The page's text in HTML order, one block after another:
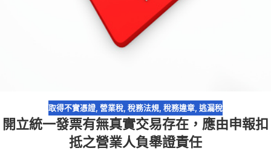
取得不實憑證 營業稅 稅務法規 稅務違章 逃漏稅
開立統一發票有無真實交易存在，應由申報扣
抵之營業人負舉證責任